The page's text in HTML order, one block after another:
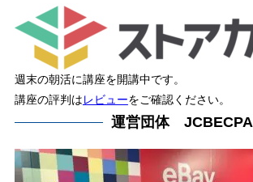
週末の朝活に講座を開講中です。
講座の評判はレビューをご確認ください。
運営団体 JCBECPA